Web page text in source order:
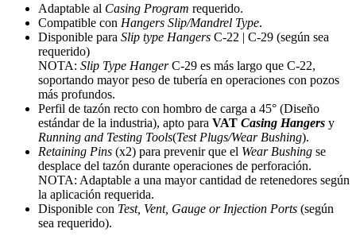
Adaptable al Casing Program requerido.
Compatible con Hangers Slip/Mandrel Type.
Disponible para Slip type Hangers C-22 | C-29 (según sea
requerido)
NOTA: Slip Type HangerC-29 es más largo que C-22,
soportando mayor peso de tubería en operaciones con pozos
más profundos.
Perfil de tazón recto con hombro de carga a 45° (Diseño
estándar de la industria), apto para VAT Casing Hangers y
Running and Testing Tools(Test Plugs/Wear Bushing).
Retaining Pins (x2) para prevenir que el Wear Bushing se
desplace del tazón durante operaciones de perforación.
NOTA: Adaptable a una mayor cantidad de retenedores según
la aplicación requerida.
Disponible con Test, Vent, Gauge or Injection Ports (según
sea requerido).